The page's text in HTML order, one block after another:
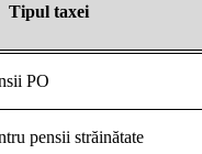
Tipul taxei
PO
pensii străinătate